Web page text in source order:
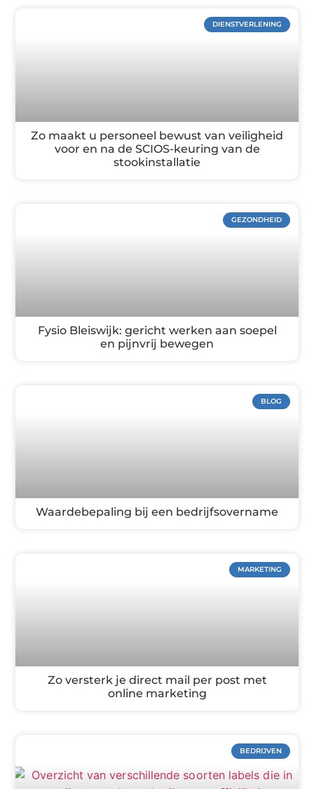
DIENSTVERLENING
Zo maakt u personeel bewust van veiligheid
voor en na de SCIOS-keuring van de
stookinstallatie
GEZONDHEID
Fysio Bleiswijk: gericht werken aan soepel
en pijnvrij bewegen
BLOG
Waardebepaling bij een bedrijfsovername
MARKETING
Zo versterk je direct mail per post met
online marketing
BEDRIJVEN